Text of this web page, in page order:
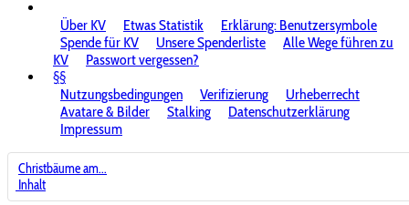
Über KV
Etwas Statistik
Erklärung: Benutzersymbole
Spende für KV
Unsere Spenderliste
Alle Wege führen zu
KV
Passwort vergessen?
§§
Nutzungsbedingungen
Verifizierung
Urheberrecht
Avatare & Bilder
Stalking
Datenschutzerklärung
Impressum
Christbäume am...
Inhalt